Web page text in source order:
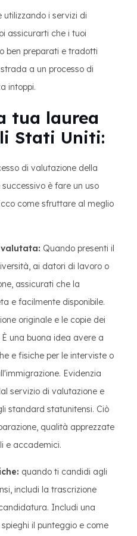
utilizzando i servizi di
assicurarti che i tuoi
ben preparati e tradotti
a un processo di
intoppi.
tua laurea
Stati Uniti:
di valutazione della
è fare un uso
come sfruttare al meglio
Quando presenti il
ai datori di lavoro o
assicurati che la
e facilmente disponibile.
originale e le copie dei
una buona idea avere a
e fisiche per le interviste o
Evidenzia
servizio di valutazione e
standard statunitensi. Ciò
qualità apprezzate
e accademici.
quando ti candidi agli
includi la trascrizione
Includi una
il punteggio e come